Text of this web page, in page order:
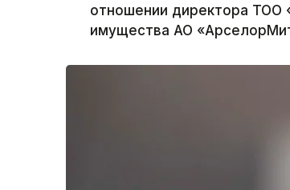
отношении директора ТОО
имущества АО